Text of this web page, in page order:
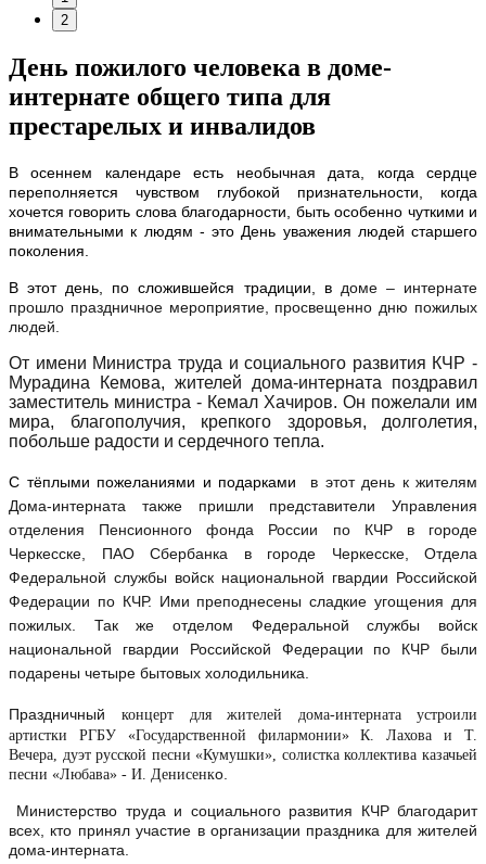
2
День пожилого человека в доме-
интернате общего типа для
престарелых и инвалидов
В осеннем календаре есть необычная дата, когда сердце
переполняется чувством глубокой признательности, когда
хочется говорить слова благодарности, быть особенно чуткими и
внимательными к людям - это День уважения людей старшего
поколения.
В этот день, по сложившейся традиции, вдоме – интернате
прошло праздничное мероприятие, просвещенно дню пожилых
людей.
От имени Министра труда и социального развития КЧР -
Мурадина Кемова, жителей дома-интерната поздравил
заместитель министра - Кемал Хачиров. Он пожелали им
мира, благополучия, крепкого здоровья, долголетия,
побольше радости и сердечного тепла.
С тёплыми пожеланиями и подарками в этот день к жителям
Дома-интерната также пришли представители Управления
отделения Пенсионного фонда России по КЧР в городе
Черкесске, ПАО Сбербанка в городе Черкесске, Отдела
Федеральной службы войск национальной гвардии Российской
Федерации по КЧР. Ими преподнесены сладкие угощения для
пожилых. Так же отделом Федеральной службы войск
национальной гвардии Российской Федерации по КЧР были
подарены четыре бытовых холодильника.
Праздничный
концерт для жителей дома-интерната устроили
артистки РГБУ «Государственной филармонии» К. Лахова и Т.
Вечера, дуэт русской песни «Кумушки», солистка коллектива казачьей
песни «Любава» - И. Денисенко.
Министерство труда и социального развития КЧР благодарит
всех, кто принял участие в организации праздника для жителей
дома-интерната.